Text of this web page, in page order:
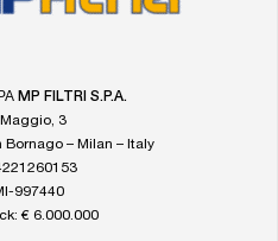
MP FILTRI S.P.A.
3
– Milan – Italy
997440
€ 6.000.000